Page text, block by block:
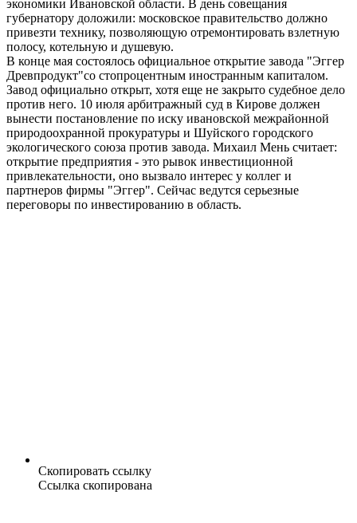
экономики Ивановской области. В день совещания
губернатору доложили: московское правительство должно
привезти технику, позволяющую отремонтировать взлетную
полосу, котельную и душевую.
В конце мая состоялось официальное открытие завода "Эггер
Древпродукт"со стопроцентным иностранным капиталом.
Завод официально открыт, хотя еще не закрыто судебное дело
против него. 10 июля арбитражный суд в Кирове должен
вынести постановление по иску ивановской межрайонной
природоохранной прокуратуры и Шуйского городского
экологического союза против завода. Михаил Мень считает:
открытие предприятия - это рывок инвестиционной
привлекательности, оно вызвало интерес у коллег и
партнеров фирмы "Эггер". Сейчас ведутся серьезные
переговоры по инвестированию в область.
Скопировать ссылку
Ссылка скопирована